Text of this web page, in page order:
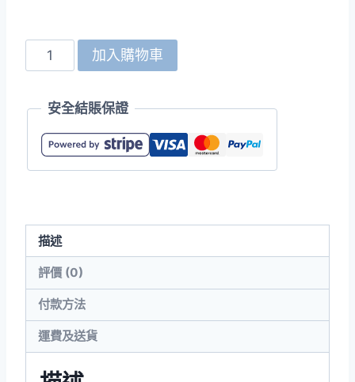
United
Athle
01
T/C
量
加入購物車
安全結賬保證
描述
評價 (0)
付款方法
運費及送貨